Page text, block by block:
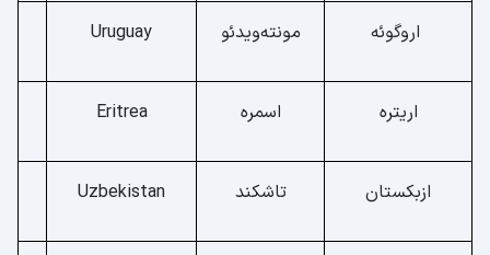
اروگوئه مونته‌ویدئو Uruguay
اریتره اسمره Eritrea
ازبکستان تاشکند Uzbekistan